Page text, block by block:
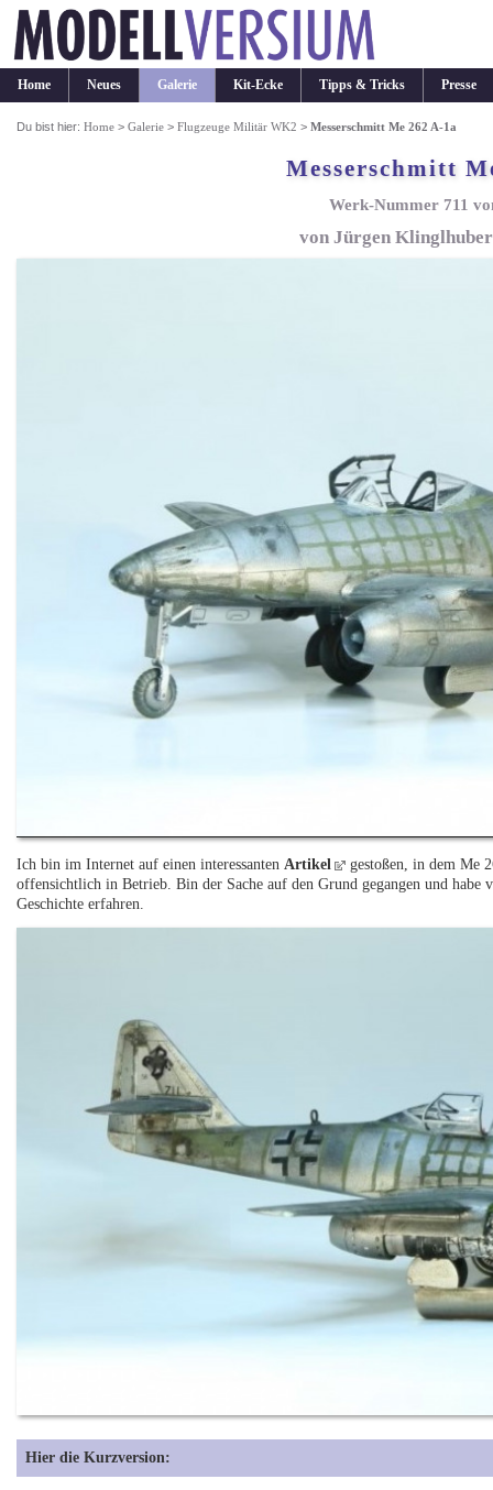
Home Neues Galerie Kit-Ecke Tipps & Tricks Presse
Du bist hier:Home >Galerie >Flugzeuge Militär WK2 >Messerschmitt Me 262 A-1a
Messerschmitt
Werk-Nummer 711
von Jürgen
Ich bin im Internet auf einen interessanten Artikel
gestoßen, in dem Me
offensichtlich in Betrieb. Bin der Sache auf den Grund gegangen und habe
Geschichte erfahren.
Hier die Kurzversion: